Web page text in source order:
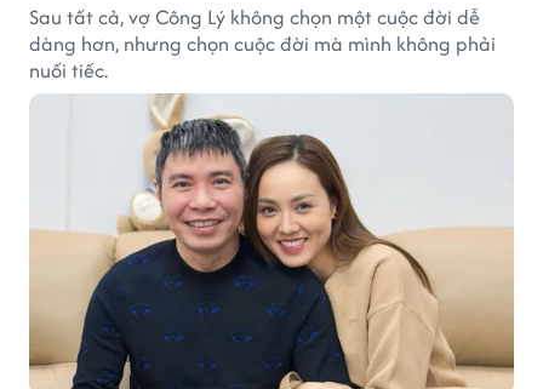
Sau tất cả, vợ Công Lý không chọn một cuộc đời dễ
dàng hơn, nhưng chọn cuộc đời mà mình không phải
nuối tiếc.